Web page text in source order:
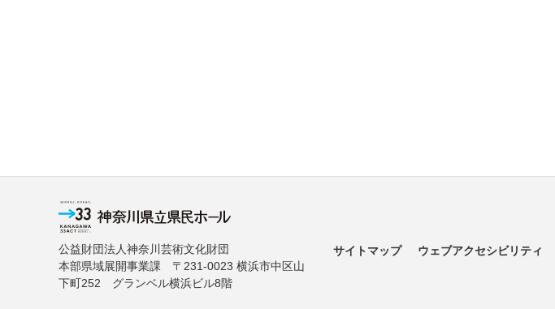
公益財団法人神奈川芸術文化財団
本部県域展開事業課 〒231-0023 横浜市中区山
下町252 グランベル横浜ビル8階
サイトマップ ウェブアクセシビリティ